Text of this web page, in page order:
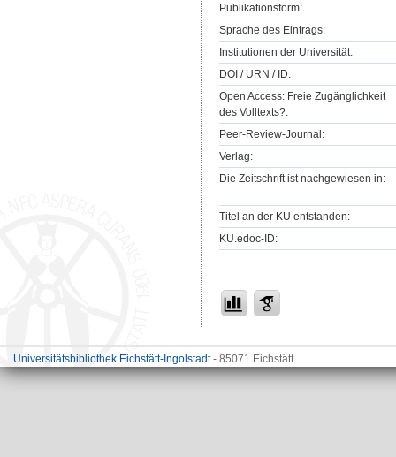
Publikationsform:
Sprache des Eintrags:
Institutionen der Universität:
DOI / URN / ID:
Open Access: Freie Zugänglichkeit
des Volltexts?:
Peer-Review-Journal:
Verlag:
Die Zeitschrift ist nachgewiesen in:
Titel an der KU entstanden:
KU.edoc-ID:
Universitätsbibliothek Eichstätt-Ingolstadt- 85071 Eichstätt